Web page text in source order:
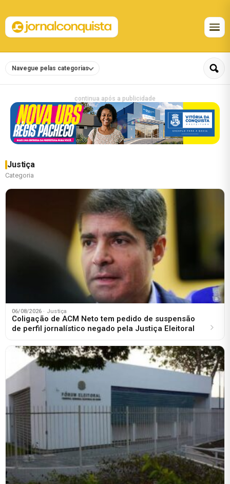
Navegue pelas categorias
continua após a publicidade
Justiça
Categoria
06/08/2026 · Justiça
Coligação de ACM Neto tem pedido de suspensão
de perfil jornalístico negado pela Justiça Eleitoral